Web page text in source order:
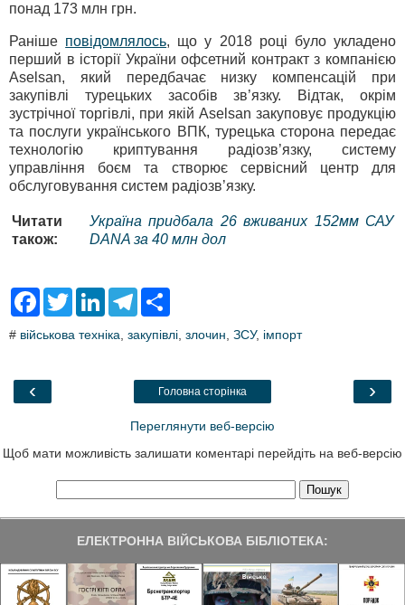
понад 173 млн грн.
Раніше повідомлялось, що у 2018 році було укладено
перший в історії України офсетний контракт з компанією
Aselsan, який передбачає низку компенсацій при
закупівлі турецьких засобів зв’язку. Відтак, окрім
зустрічної торгівлі, при якій Aselsan закуповує продукцію
та послуги українського ВПК, турецька сторона передає
технологію криптування радіозв’язку, систему
управління боєм та створює сервісний центр для
обслуговування систем радіозв’язку.
Читати
також:
Україна придбала 26 вживаних 152мм САУ
DANA за 40 млн дол
F
e
o
T
t
L
k
T
e
a
r
# військова техніка закупівлі злочин ЗСУ, імпорт
‹ ›
Головна сторінка
Переглянути веб-версію
Щоб мати можливість залишати коментарі перейдіть на веб-версію
ЕЛЕКТРОННА ВІЙСЬКОВА БІБЛІОТЕКА: